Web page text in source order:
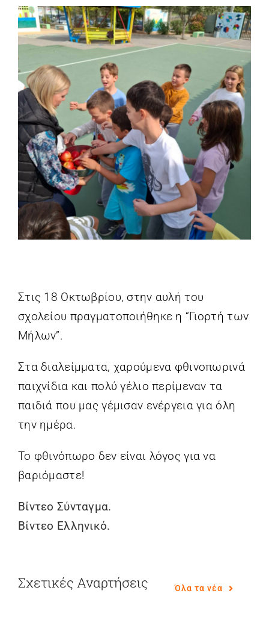
CERTIFICATE TORFL
ΝΕΑ
ΦΩΤΟΓΡΑΦΙΕΣ
YOUTUBE
ΘΕΑΤΡΟ ΜΙΡΟΒΟΙ
ΕΠΙΚΟΙΝΩΝΙΑ
EL
Στις 18 Οκτωβρίου, στην αυλή του
σχολείου πραγματοποιήθηκε η “Γιορτή των
Μήλων”.
Στα διαλείμματα, χαρούμενα φθινοπωρινά
παιχνίδια και πολύ γέλιο περίμεναν τα
παιδιά που μας γέμισαν ενέργεια για όλη
την ημέρα.
Το φθινόπωρο δεν είναι λόγος για να
βαριόμαστε!
Βίντεο Σύνταγμα.
Βίντεο Ελληνικό.
Σχετικές Αναρτήσεις Όλα τα νέα